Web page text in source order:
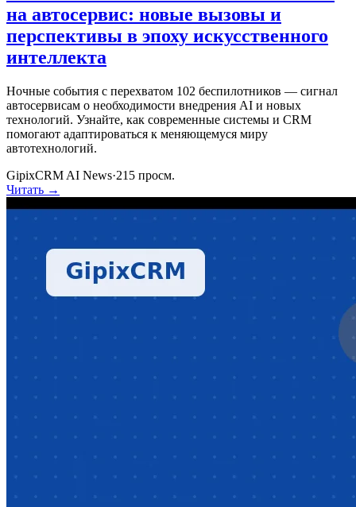
на автосервис: новые вызовы и
перспективы в эпоху искусственного
интеллекта
Ночные события с перехватом 102 беспилотников — сигнал
автосервисам о необходимости внедрения AI и новых
технологий. Узнайте, как современные системы и CRM
помогают адаптироваться к меняющемуся миру
автотехнологий.
GipixCRM AI News·215 просм.
Читать →